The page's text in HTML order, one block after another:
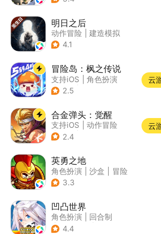
明日之后
动作冒险
建造模拟
| 丧尸
4.1
冒险岛：枫之传说
支持iOS
角色扮演
| 放置
2.5
云
合金弹头：觉醒
支持iOS
动作冒险
| 射击
2.4
云
英勇之地
角色扮演 沙盒
冒险
| steam游戏
3.3
凹凸世界
角色扮演
回合制
| 动漫改编
4.4